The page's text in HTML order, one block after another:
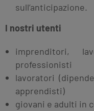
sull’anticipazione.
I nostri utenti
imprenditori,
professionisti
lavoratori
apprendisti)
giovani e adulti in